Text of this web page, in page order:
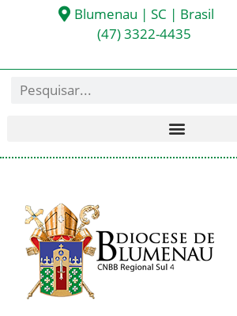
Blumenau | SC | Brasil
(47) 3322-4435